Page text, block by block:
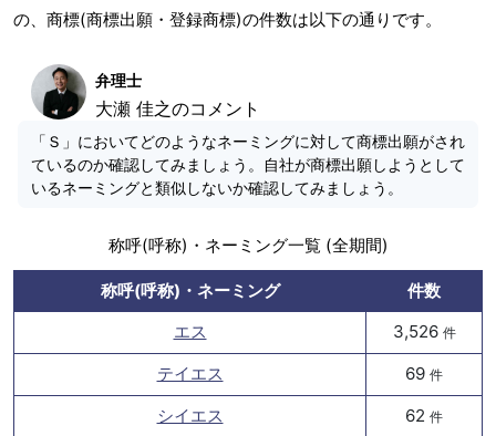
の、商標(商標出願・登録商標)の件数は以下の通りです。
弁理士
大瀬 佳之のコメント
「Ｓ」においてどのようなネーミングに対して商標出願がされ
ているのか確認してみましょう。自社が商標出願しようとして
いるネーミングと類似しないか確認してみましょう。
称呼(呼称)・ネーミング一覧 (全期間)
称呼(呼称)・ネーミング
件数
エス
3,526 件
テイエス 69 件
シイエス 62 件